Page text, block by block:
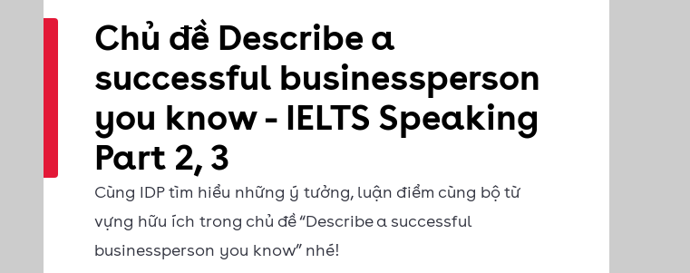
Chủ đề Describe a
successful businessperson
you know - IELTS Speaking
Part 2, 3
Cùng IDP tìm hiểu những ý tưởng, luận điểm cùng bộ từ
vựng hữu ích trong chủ đề “Describe a successful
businessperson you know” nhé!